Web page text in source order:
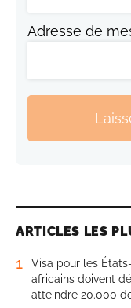
Adresse de
ARTICLES LES
1
Visa pour les
africains doivent
atteindre 20.000